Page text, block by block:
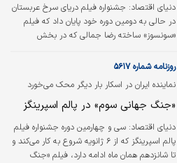
دنیای اقتصاد: جشنواره فیلم دریای سرخ عربستان
در حالی به دومین دوره خود پایان داد که فیلم
«سونسوز» ساخته رضا جمالی که در بخش
موفق به کسب جایزه بهترین فیلمنامه شد.
نماینده ایران در اسکار بار دیگر محک می‌خورد
روزنامه شماره ۵۶۱۷
«جنگ جهانی سوم» در پالم اسپرینگز
دنیای اقتصاد: سی و چهارمین دوره جشنواره فیلم
پالم اسپرینگز که از ۶ ژانویه شروع به کار می‌کند و
تا شانزدهم همان ماه ادامه دارد، فیلم «جنگ